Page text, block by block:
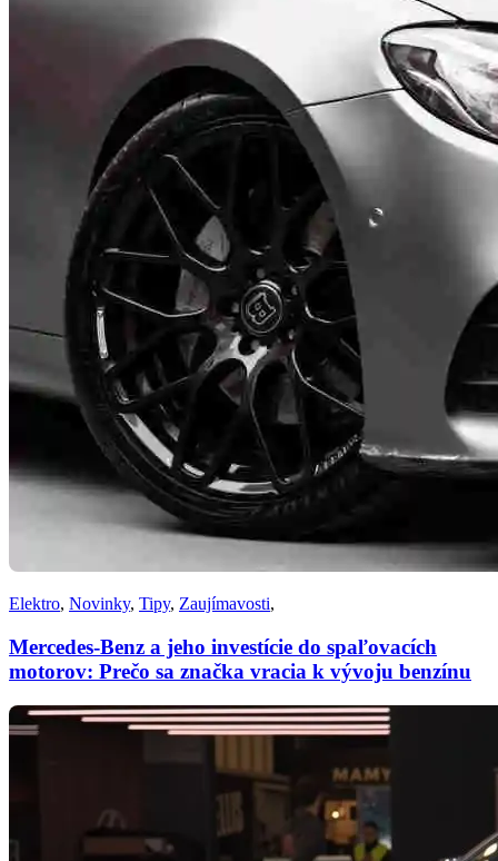
Elektro, Novinky, Tipy, Zaujímavosti,
Mercedes-Benz a jeho investície do spaľovacích
motorov: Prečo sa značka vracia k vývoju benzínu